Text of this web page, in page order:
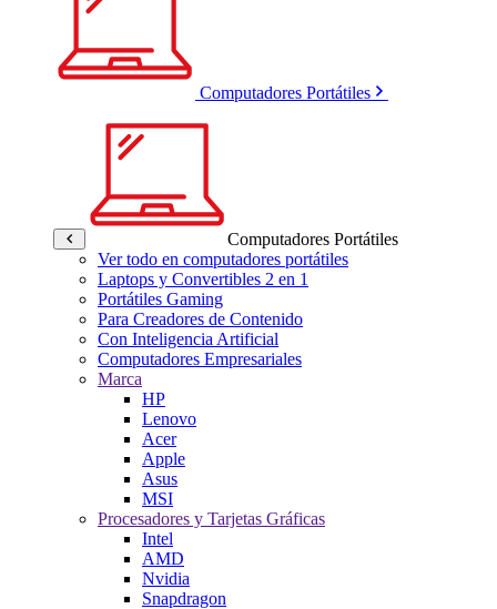
Computadores Portátiles
Computadores Portátiles
Ver todo en computadores portátiles
Laptops y Convertibles 2 en 1
Portátiles Gaming
Para Creadores de Contenido
Con Inteligencia Artificial
Computadores Empresariales
Marca
HP
Lenovo
Acer
Apple
Asus
MSI
Procesadores y Tarjetas Gráficas
Intel
AMD
Nvidia
Snapdragon